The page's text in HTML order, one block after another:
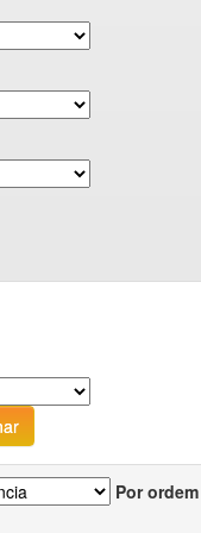
Por ordem